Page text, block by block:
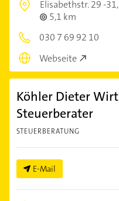
Elisabethstr. 29 -31,
5,1 km
030 7 69 92 10
Webseite
Köhler Dieter
Steuerberater
STEUERBERATUNG
E-Mail